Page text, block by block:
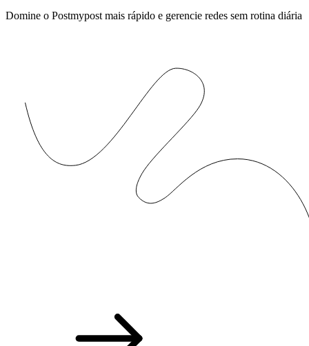
Domine o Postmypost mais rápido e gerencie redes sem rotina diária